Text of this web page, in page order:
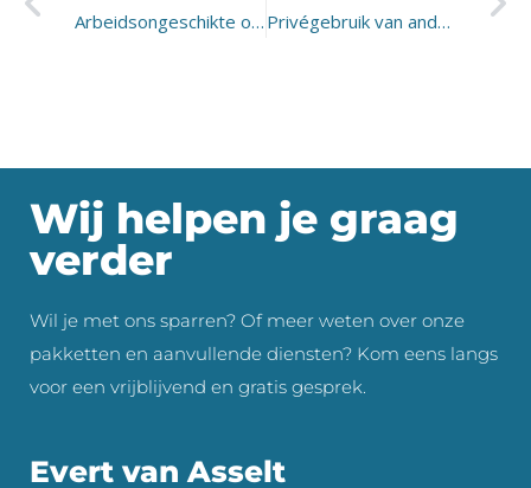
Arbeidsongeschikte office manager vordert ontbinding arbeidscontract Privégebruik van ander vervoer dan een auto of fiets
Wij helpen je graag
verder
Wil je met ons sparren? Of meer weten over onze
pakketten en aanvullende diensten? Kom eens langs
voor een vrijblijvend en gratis gesprek.
Evert van Asselt